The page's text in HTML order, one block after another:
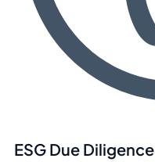
ESG Due Diligence